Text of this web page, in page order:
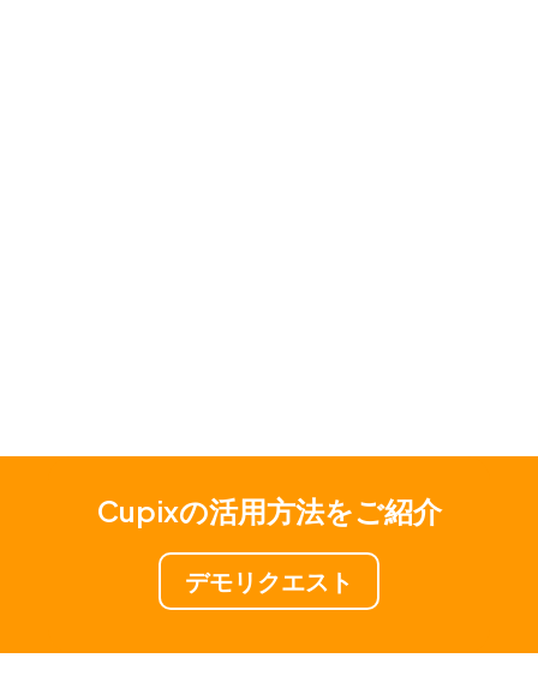
Cupixの活用方法をご紹介
デモリクエスト